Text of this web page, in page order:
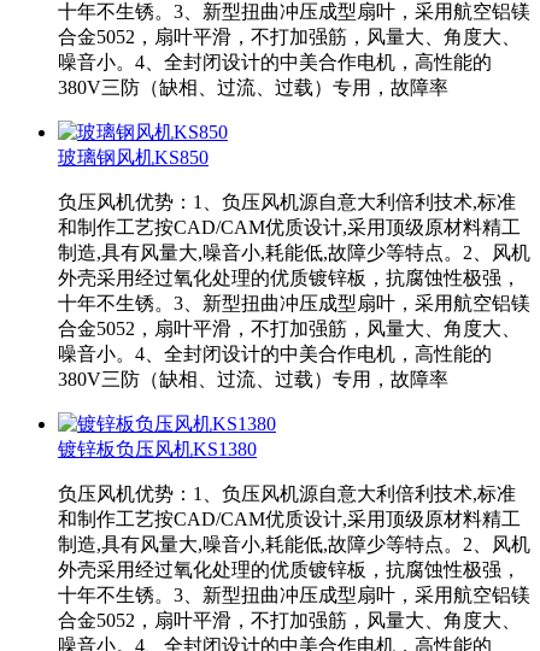
十年不生锈。3、新型扭曲冲压成型扇叶，采用航空铝镁
合金5052，扇叶平滑，不打加强筋，风量大、角度大、
噪音小。4、全封闭设计的中美合作电机，高性能的
380V三防（缺相、过流、过载）专用，故障率
玻璃钢风机KS850
负压风机优势：1、负压风机源自意大利倍利技术,标准
和制作工艺按CAD/CAM优质设计,采用顶级原材料精工
制造,具有风量大,噪音小,耗能低,故障少等特点。2、风机
外壳采用经过氧化处理的优质镀锌板，抗腐蚀性极强，
十年不生锈。3、新型扭曲冲压成型扇叶，采用航空铝镁
合金5052，扇叶平滑，不打加强筋，风量大、角度大、
噪音小。4、全封闭设计的中美合作电机，高性能的
380V三防（缺相、过流、过载）专用，故障率
镀锌板负压风机KS1380
负压风机优势：1、负压风机源自意大利倍利技术,标准
和制作工艺按CAD/CAM优质设计,采用顶级原材料精工
制造,具有风量大,噪音小,耗能低,故障少等特点。2、风机
外壳采用经过氧化处理的优质镀锌板，抗腐蚀性极强，
十年不生锈。3、新型扭曲冲压成型扇叶，采用航空铝镁
合金5052，扇叶平滑，不打加强筋，风量大、角度大、
噪音小。4、全封闭设计的中美合作电机，高性能的